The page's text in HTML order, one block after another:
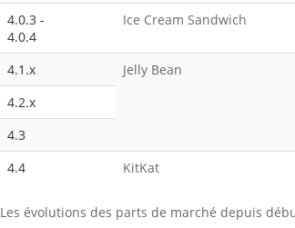
4.0.3 -
4.0.4
Ice Cream Sandwich
4.1.x Jelly Bean
4.2.x
4.3
4.4
KitKat
Les évolutions des parts de marché depuis